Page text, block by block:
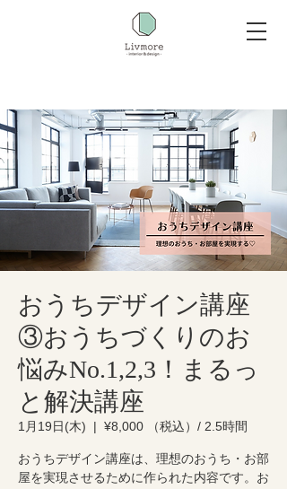
おうちデザイン講座
③おうちづくりのお
悩みNo.1,2,3！まるっ
と解決講座
1月19日(木)
  |
¥8,000 （税込）/ 2.5時間
おうちデザイン講座は、理想のおうち・お部
屋を実現させるために作られた内容です。お